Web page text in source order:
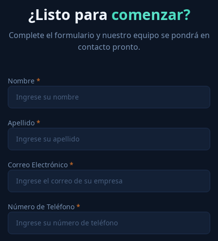
¿Listo para comenzar?
Complete el formulario y nuestro equipo se pondrá en
contacto pronto.
Nombre
Apellido
Correo Electrónico
Número de Teléfono